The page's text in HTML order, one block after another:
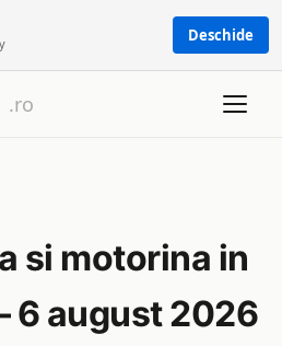
Deschide
si motorina in
6 august 2026